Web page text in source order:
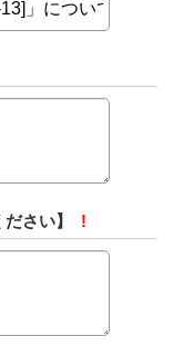
さい】 !